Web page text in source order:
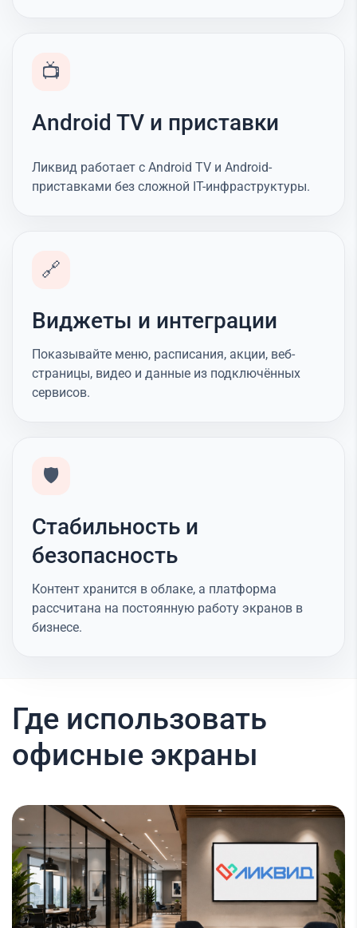
📺
Android TV и приставки
Ликвид работает с Android TV и Android-
приставками без сложной IT-инфраструктуры.
🔗
Виджеты и интеграции
Показывайте меню, расписания, акции, веб-
страницы, видео и данные из подключённых
сервисов.
🛡️
Стабильность и
безопасность
Контент хранится в облаке, а платформа
рассчитана на постоянную работу экранов в
бизнесе.
Где использовать
офисные экраны